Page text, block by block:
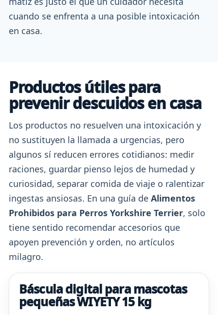
cuando se enfrenta a una posible intoxicación
en casa.
Productos útiles para
prevenir descuidos en casa
Los productos no resuelven una intoxicación y
no sustituyen la llamada a urgencias, pero
algunos sí reducen errores cotidianos: medir
raciones, guardar pienso lejos de humedad y
curiosidad, separar comida de viaje o ralentizar
ingestas ansiosas. En una guía de Alimentos
Prohibidos para Perros Yorkshire Terrier, solo
tiene sentido recomendar accesorios que
apoyen prevención y orden, no artículos
milagro.
Báscula digital para mascotas
pequeñas WIYETY 15 kg